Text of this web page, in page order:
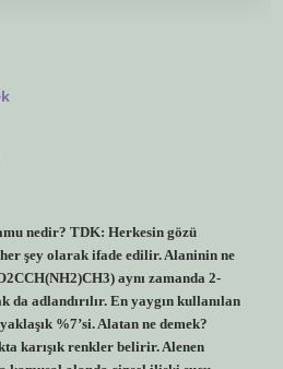
nedir? TDK: Herkesin gözü
her şey olarak ifade edilir. Alaninin ne
aynı zamanda 2-
adlandırılır. En yaygın kullanılan
%7’si. Alatan ne demek?
karışık renkler belirir. Alenen